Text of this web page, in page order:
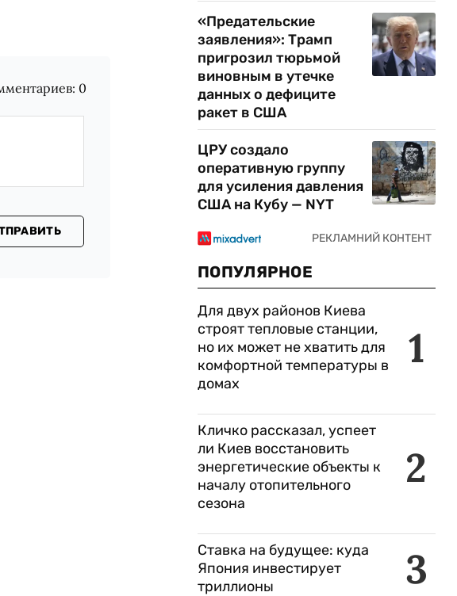
0
«Предательские
заявления»: Трамп
пригрозил тюрьмой
виновным в утечке
данных о дефиците
ракет в США
ЦРУ создало
оперативную группу
для усиления давления
США на Кубу — NYT
ПОПУЛЯРНОЕ
1
Для двух районов Киева
строят тепловые станции,
но их может не хватить для
комфортной температуры в
домах
2
Кличко рассказал, успеет
ли Киев восстановить
энергетические объекты к
началу отопительного
сезона
3
Ставка на будущее: куда
Япония инвестирует
триллионы